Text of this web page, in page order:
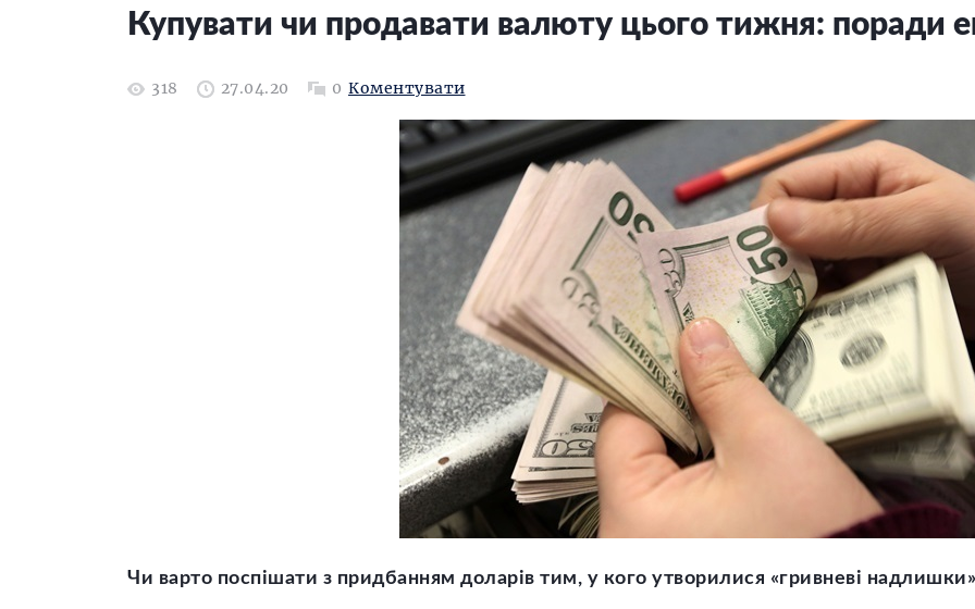
Купувати чи продавати валюту цього тижня: поради
318 27.04.20 0 Коментувати
Чи варто поспішати з придбанням доларів тим, у кого утворилися «гривневі